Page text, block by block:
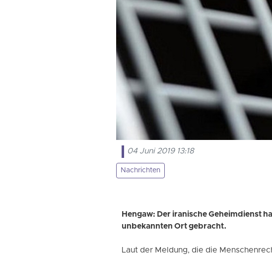
04 Juni 2019 13:18
Nachrichten
Hengaw: Der iranische Geheimdienst
unbekannten Ort gebracht.
Laut der Meldung, die die